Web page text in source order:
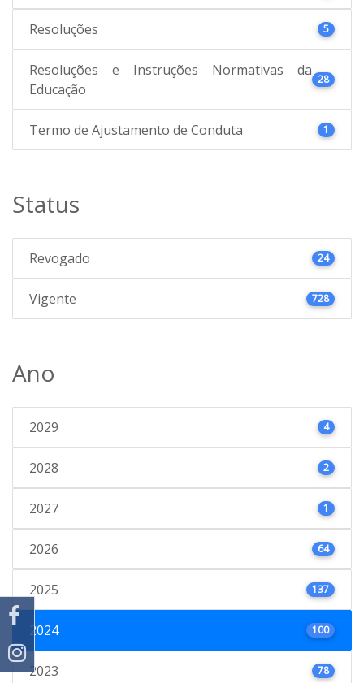
Resoluções 5
Resoluções e Instruções Normativas da
Educação
28
Termo de Ajustamento de Conduta 1
Status
Revogado 24
Vigente 728
Ano
2029 4
2028 2
2027 1
2026 64
2025 137
2024 100
2023 78